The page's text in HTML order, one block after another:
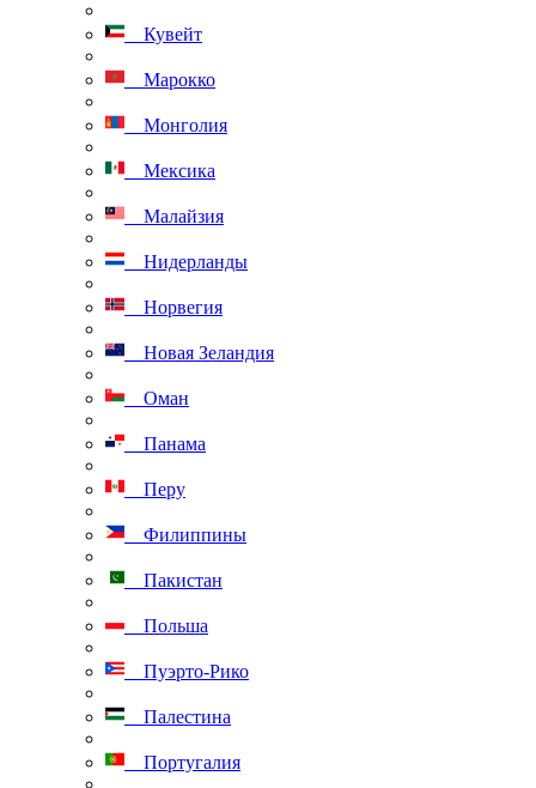
Кувейт
Марокко
Монголия
Мексика
Малайзия
Нидерланды
Норвегия
Новая Зеландия
Оман
Панама
Перу
Филиппины
Пакистан
Польша
Пуэрто-Рико
Палестина
Португалия